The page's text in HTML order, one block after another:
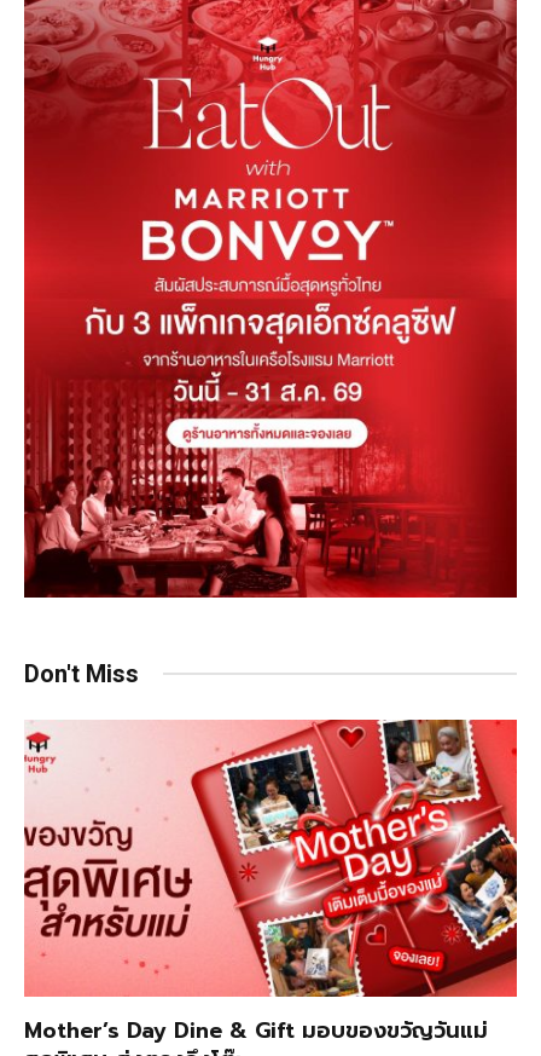
Don't Miss
Mother’s Day Dine & Gift มอบของขวัญวันแม่